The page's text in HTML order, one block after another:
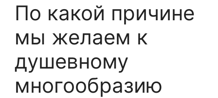
По какой причине
мы желаем к
душевному
многообразию